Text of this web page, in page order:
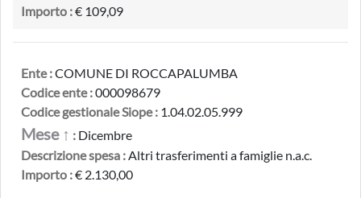
Importo :€ 109,09
Ente :COMUNE DI ROCCAPALUMBA
Codice ente :000098679
Codice gestionale Siope : 1.04.02.05.999
Mese ↑ : Dicembre
Descrizione spesa :Altri trasferimenti a famiglie n.a.c.
Importo :€ 2.130,00